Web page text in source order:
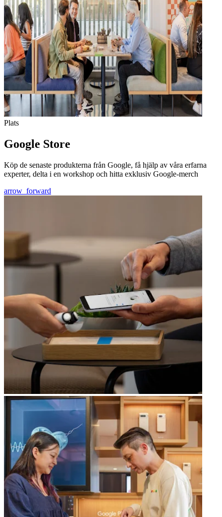
Plats
Google Store
Köp de senaste produkterna från Google, få hjälp av våra erfarna
experter, delta i en workshop och hitta exklusiv Google-merch
arrow_forward